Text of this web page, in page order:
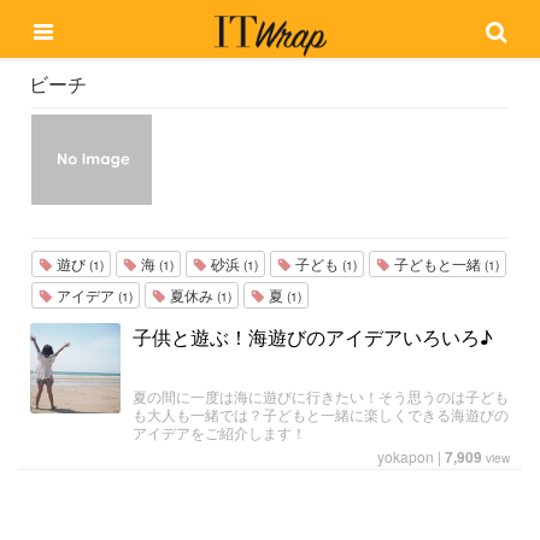
ビーチ
遊び (1) 海 (1) 砂浜 (1) 子ども (1) 子どもと一緒 (1)
アイデア (1) 夏休み (1) 夏 (1)
子供と遊ぶ！海遊びのアイデアいろいろ♪
夏の間に一度は海に遊びに行きたい！そう思うのは子ども
も大人も一緒では？子どもと一緒に楽しくできる海遊びの
アイデアをご紹介します！
yokapon | 7,909 view